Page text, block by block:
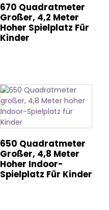
670 Quadratmeter
Großer, 4,2 Meter
Hoher Spielplatz Für
Kinder
650 Quadratmeter
Großer, 4,8 Meter
Hoher Indoor-
Spielplatz Für Kinder